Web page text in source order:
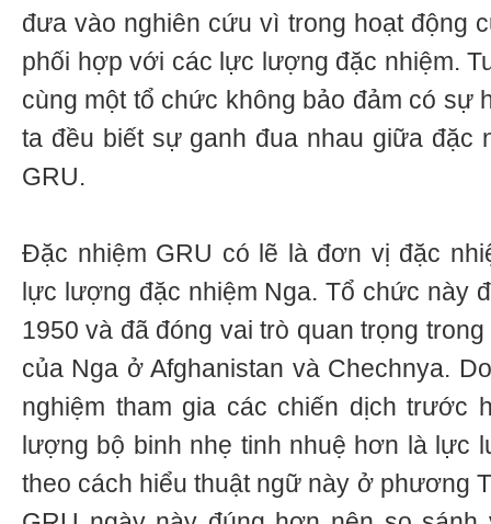
đưa vào nghiên cứu vì trong hoạt động
phối hợp với các lực lượng đặc nhiệm.
cùng một tổ chức không bảo đảm có sự
ta đều biết sự ganh đua nhau giữa đặc
GRU.
Đặc nhiệm GRU có lẽ là đơn vị đặc
lực lượng đặc nhiệm Nga. Tổ chức này
1950 và đã đóng vai trò quan trọng
của Nga ở Afghanistan và Chechnya.
nghiệm tham gia các chiến dịch trước
lượng bộ binh nhẹ tinh nhuệ hơn là lực
theo cách hiểu thuật ngữ này ở phương